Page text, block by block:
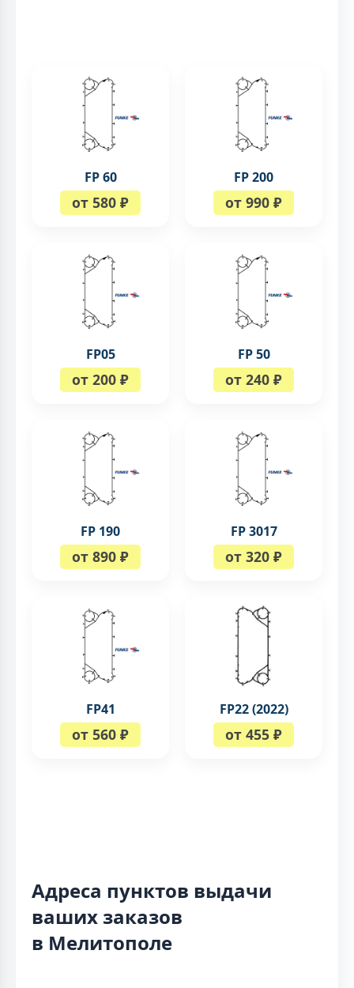
FP 60
от 580 ₽
FP 200
от 990 ₽
FP05
от 200 ₽
FP 50
от 240 ₽
FP 190
от 890 ₽
FP 3017
от 320 ₽
FP41
от 560 ₽
FP22 (2022)
от 455 ₽
Адреса пунктов выдачи
ваших заказов
в Мелитополе